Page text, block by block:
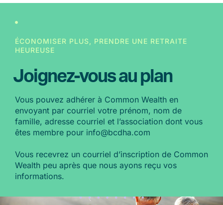
ÉCONOMISER PLUS, PRENDRE UNE RETRAITE
HEUREUSE
Joignez-vous au plan
Vous pouvez adhérer à Common Wealth en
envoyant par courriel votre prénom, nom de
famille, adresse courriel et l’association dont vous
êtes membre pour info@bcdha.com
Vous recevrez un courriel d’inscription de Common
Wealth peu après que nous ayons reçu vos
informations.